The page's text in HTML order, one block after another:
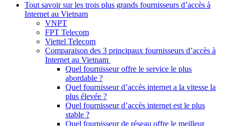
Tout savoir sur les trois plus grands fournisseurs d’accès à
Internet au Vietnam
VNPT
FPT Telecom
Viettel Telecom
Comparaison des 3 principaux fournisseurs d’accès à
Internet au Vietnam
Quel fournisseur offre le service le plus
abordable ?
Quel fournisseur d’accès internet a la vitesse la
plus élevée ?
Quel fournisseur d’accès internet est le plus
stable ?
Quel fournisseur de réseau offre le meilleur